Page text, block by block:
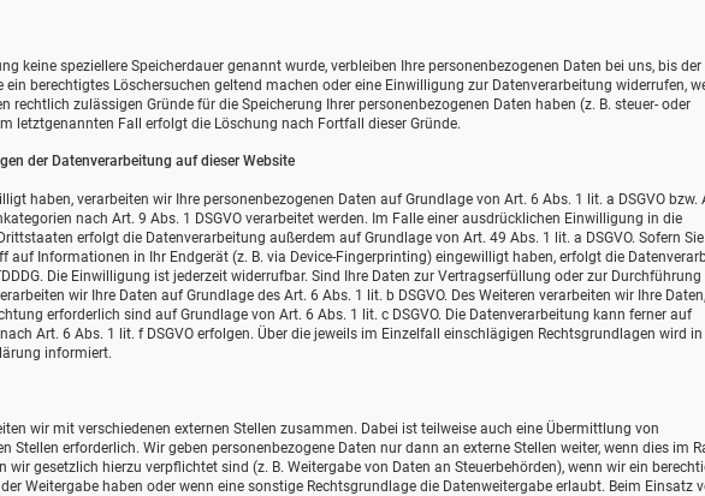
keine speziellere Speicherdauer genannt wurde, verbleiben Ihre personenbezogenen Daten bei uns, bis der
berechtigtes Löschersuchen geltend machen oder eine Einwilligung zur Datenverarbeitung widerrufen,
rechtlich zulässigen Gründe für die Speicherung Ihrer personenbezogenen Daten haben (z. B. steuer- oder
letztgenannten Fall erfolgt die Löschung nach Fortfall dieser Gründe.
der Datenverarbeitung auf dieser Website
haben, verarbeiten wir Ihre personenbezogenen Daten auf Grundlage von Art. 6 Abs. 1 lit. a DSGVO bzw.
nach Art. 9 Abs. 1 DSGVO verarbeitet werden. Im Falle einer ausdrücklichen Einwilligung in die
erfolgt die Datenverarbeitung außerdem auf Grundlage von Art. 49 Abs. 1 lit. a DSGVO. Sofern
auf Informationen in Ihr Endgerät (z. B. via Device-Fingerprinting) eingewilligt haben, erfolgt die
Die Einwilligung ist jederzeit widerrufbar. Sind Ihre Daten zur Vertragserfüllung oder zur Durchführung
wir Ihre Daten auf Grundlage des Art. 6 Abs. 1 lit. b DSGVO. Des Weiteren verarbeiten wir Ihre
erforderlich sind auf Grundlage von Art. 6 Abs. 1 lit. c DSGVO. Die Datenverarbeitung kann ferner auf
Art. 6 Abs. 1 lit. f DSGVO erfolgen. Über die jeweils im Einzelfall einschlägigen Rechtsgrundlagen wird in
informiert.
wir mit verschiedenen externen Stellen zusammen. Dabei ist teilweise auch eine Übermittlung von
Stellen erforderlich. Wir geben personenbezogene Daten nur dann an externe Stellen weiter, wenn dies im
gesetzlich hierzu verpflichtet sind (z. B. Weitergabe von Daten an Steuerbehörden), wenn wir ein
Weitergabe haben oder wenn eine sonstige Rechtsgrundlage die Datenweitergabe erlaubt. Beim Einsatz